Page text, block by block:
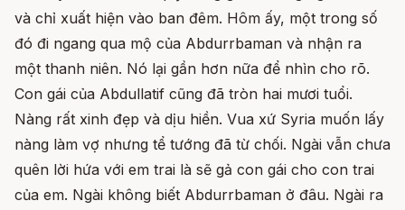
và chỉ xuất hiện vào ban đêm. Hôm ấy, một trong số
đó đi ngang qua mộ của Abdurrbaman và nhận ra
một thanh niên. Nó lại gần hơn nữa để nhìn cho rõ.
Con gái của Abdullatif cũng đã tròn hai mươi tuổi.
Nàng rất xinh đẹp và dịu hiền. Vua xứ Syria muốn lấy
nàng làm vợ nhưng tể tướng đã từ chối. Ngài vẫn chưa
quên lời hứa với em trai là sẽ gả con gái cho con trai
của em. Ngài không biết Abdurrbaman ở đâu. Ngài ra